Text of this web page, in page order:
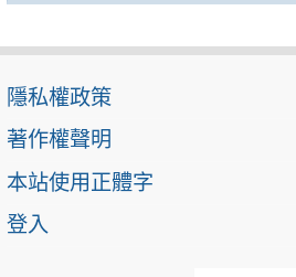
隱私權政策
著作權聲明
本站使用正體字
登入